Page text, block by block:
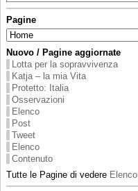
Pagine
Nuovo / Pagine aggiornate
Lotta per la sopravvivenza
Katja – la mia Vita
Protetto: Italia
Osservazioni
Elenco
Post
Tweet
Elenco
Contenuto
Tutte le Pagine di vedere Elenco